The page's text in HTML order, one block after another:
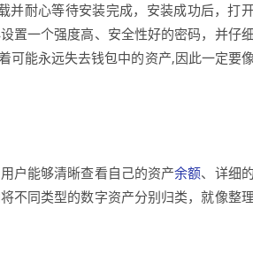
并耐心等待安装完成，安装成功后，打
置一个强度高、安全性好的密码，并仔
可能永远失去钱包中的资产,因此一定要
户能够清晰查看自己的资产余额、详细
不同类型的数字资产分别归类，就像整